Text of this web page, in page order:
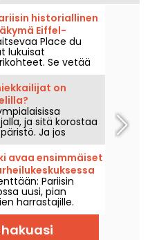
historiallinen
Eiffel-
Place du
lukuisat
Se vetää
että elinkautisia
näköalapaikkansa
on
ja sitä korostaa
Ja jos
on kiinnitetty
on, että
avaa ensimmäiset
Pariisin
uusi, pian
harrastajille.